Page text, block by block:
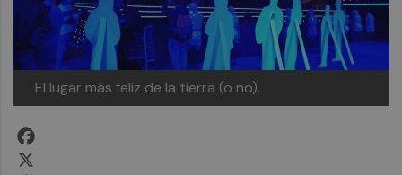
El lugar más feliz de la tierra (o no).